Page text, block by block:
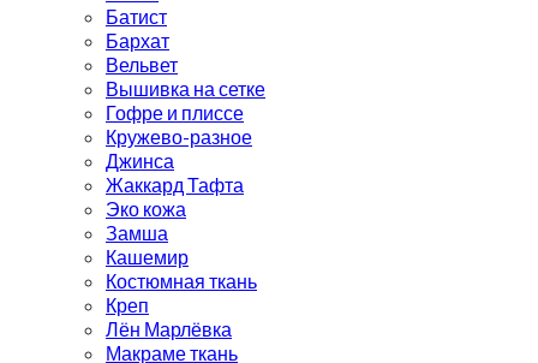
Батист
Бархат
Вельвет
Вышивка на сетке
Гофре и плиссе
Кружево-разное
Джинса
Жаккард Тафта
Эко кожа
Замша
Кашемир
Костюмная ткань
Креп
Лён Марлёвка
Макраме ткань